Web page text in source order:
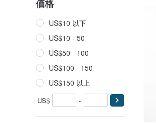
価格
US$10 以下
US$10 - 50
US$50 - 100
US$100 - 150
US$150 以上
US$ -